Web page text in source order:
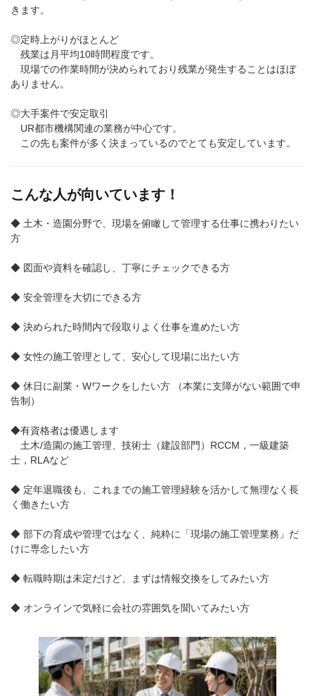
きます。
◎定時上がりがほとんど
残業は月平均10時間程度です。
現場での作業時間が決められており残業が発生することはほぼ
ありません。
◎大手案件で安定取引
UR都市機構関連の業務が中心です。
この先も案件が多く決まっているのでとても安定しています。
こんな人が向いています！
◆ 土木・造園分野で、現場を俯瞰して管理する仕事に携わりたい
方
◆ 図面や資料を確認し、丁寧にチェックできる方
◆ 安全管理を大切にできる方
◆ 決められた時間内で段取りよく仕事を進めたい方
◆ 女性の施工管理として、安心して現場に出たい方
◆ 休日に副業・Wワークをしたい方 （本業に支障がない範囲で申
告制）
◆有資格者は優遇します
土木/造園の施工管理、技術士（建設部門）RCCM，一級建築
士，RLAなど
◆ 定年退職後も、これまでの施工管理経験を活かして無理なく長
く働きたい方
◆ 部下の育成や管理ではなく、純粋に「現場の施工管理業務」だ
けに専念したい方
◆ 転職時期は未定だけど、まずは情報交換をしてみたい方
◆ オンラインで気軽に会社の雰囲気を聞いてみたい方